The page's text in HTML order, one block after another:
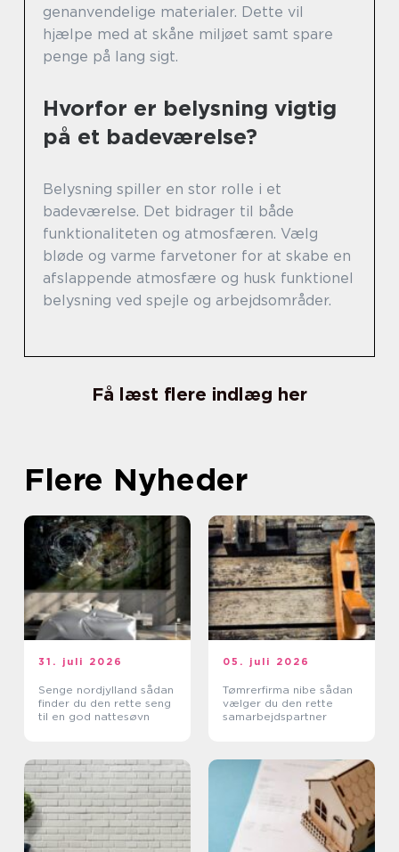
genanvendelige materialer. Dette vil
hjælpe med at skåne miljøet samt spare
penge på lang sigt.
Hvorfor er belysning vigtig
på et badeværelse?
Belysning spiller en stor rolle i et
badeværelse. Det bidrager til både
funktionaliteten og atmosfæren. Vælg
bløde og varme farvetoner for at skabe en
afslappende atmosfære og husk funktionel
belysning ved spejle og arbejdsområder.
Få læst flere indlæg her
Flere Nyheder
31. juli 2026
Senge nordjylland sådan
finder du den rette seng
til en god nattesøvn
05. juli 2026
Tømrerfirma nibe sådan
vælger du den rette
samarbejdspartner